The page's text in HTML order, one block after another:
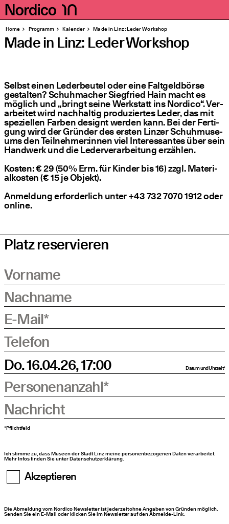
Homepage
Seiten
Home Pro­gramm Kalen­der Made in Linz: Leder Workshop
Made in Linz: Leder Workshop
Selbst einen Leder­beu­tel oder eine Falt­geld­bör­se
gestal­ten? Schuh­ma­cher Sieg­fried Hain macht es
mög­lich und„bringt sei­ne Werk­statt ins Nordico“. Ver­
ar­bei­tet wird nach­hal­tig pro­du­zier­tes Leder, das mit
spe­zi­el­len Far­ben designt wer­den kann. Bei der Fer­ti­
gung wird der Grün­der des ers­ten Lin­zer Schuh­mu­se­
ums den Teilnehmer:innen viel Inter­es­san­tes über sein
Hand­werk und die Leder­ver­ar­bei­tung erzäh­len.
Kos­ten: € 29 (50% Erm. für Kin­der bis 16) zzgl. Mate­ri­
al­kos­ten (€ 15 je Objekt).
Anmel­dung erfor­der­lich unter +43 732 7070 1912 oder
online.
Platz reservieren
Vorname
Nachname
E-Mail*
Telefon
Datum und Uhrzeit*
Personenanzahl*
Nachricht
*Pflichtfeld
Ich stimme zu, dass Museen der Stadt Linz meine personenbezogenen Daten verarbeitet.
Mehr Infos finden Sie unter Datenschutzerklärung.
Akzeptieren
Die Abmeldung vom Nordico Newsletter ist jederzeit ohne Angaben von Gründen möglich.
Senden Sie ein E-Mail oder klicken Sie im Newsletter auf den Abmelde-Link.